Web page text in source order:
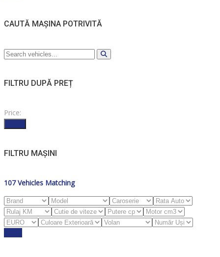
CAUTĂ MAȘINA POTRIVITĂ
FILTRU DUPĂ PREȚ
Price:
FILTRU MAȘINI
107 Vehicles Matching